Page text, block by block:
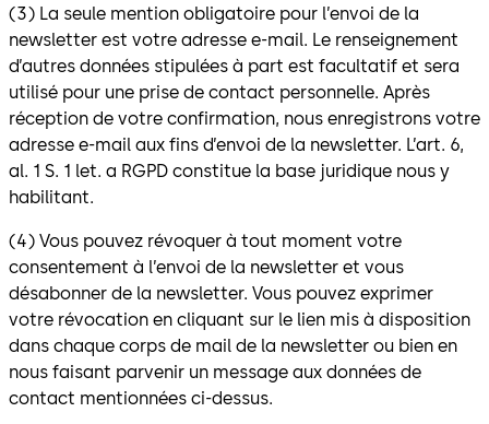
(3) La seule mention obligatoire pour l’envoi de la
newsletter est votre adresse e-mail. Le renseignement
d’autres données stipulées à part est facultatif et sera
utilisé pour une prise de contact personnelle. Après
réception de votre confirmation, nous enregistrons votre
adresse e-mail aux fins d’envoi de la newsletter. L’art. 6,
al. 1 S. 1 let. a RGPD constitue la base juridique nous y
habilitant.
(4) Vous pouvez révoquer à tout moment votre
consentement à l’envoi de la newsletter et vous
désabonner de la newsletter. Vous pouvez exprimer
votre révocation en cliquant sur le lien mis à disposition
dans chaque corps de mail de la newsletter ou bien en
nous faisant parvenir un message aux données de
contact mentionnées ci-dessus.